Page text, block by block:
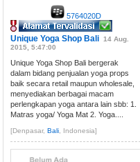
5764020D
Unique Yoga Shop Bali 14 Aug.
2015, 5:47:00
Unique Yoga Shop Bali bergerak
dalam bidang penjualan yoga props
baik secara retail maupun wholesale,
menyediakan berbagai macam
perlengkapan yoga antara lain sbb: 1.
Matras yoga/ Yoga Mat 2. Yoga....
[Denpasar,Bali , Indonesia]